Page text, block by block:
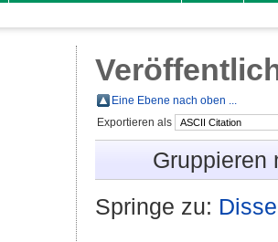
Eine Ebene nach oben ...
Exportieren als
Gruppieren
Springe zu: